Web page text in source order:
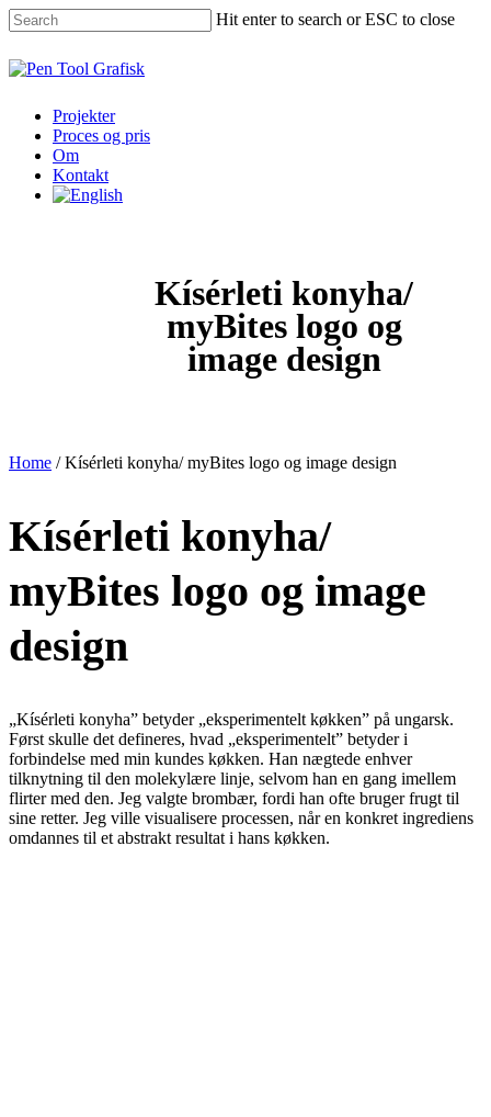
Skip
to
main
content
Hit enter to search or ESC to close
Close
Menu
Projekter
Proces og pris
Om
Kontakt
Kísérleti konyha/
myBites logo og
image design
Home /Kísérleti konyha/ myBites logo og image design
Kísérleti konyha/
myBites logo og image
design
„Kísérleti konyha” betyder „eksperimentelt køkken” på ungarsk.
Først skulle det defineres, hvad „eksperimentelt” betyder i
forbindelse med min kundes køkken. Han nægtede enhver
tilknytning til den molekylære linje, selvom han en gang imellem
flirter med den. Jeg valgte brombær, fordi han ofte bruger frugt til
sine retter. Jeg ville visualisere processen, når en konkret ingrediens
omdannes til et abstrakt resultat i hans køkken.